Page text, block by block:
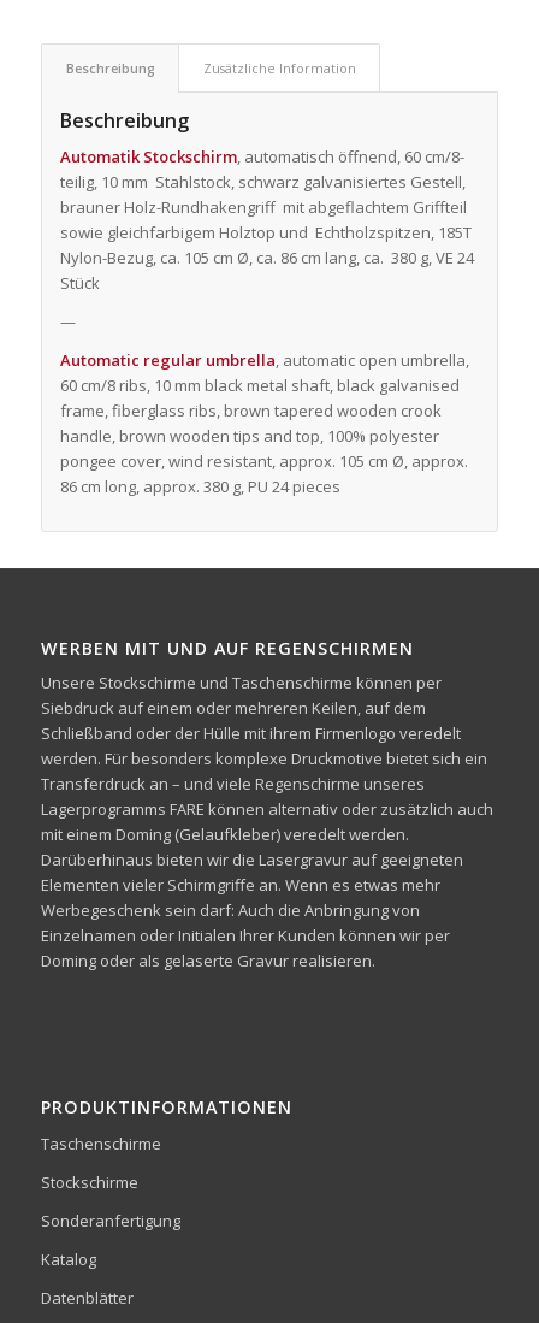
Beschreibung Zusätzliche Information
Beschreibung
Automatik Stockschirm, automatisch öffnend, 60 cm/8-
teilig, 10 mm Stahlstock, schwarz galvanisiertes Gestell,
brauner Holz-Rundhakengriff mit abgeflachtem Griffteil
sowie gleichfarbigem Holztop und Echtholzspitzen, 185T
Nylon-Bezug, ca. 105 cm Ø, ca. 86 cm lang, ca. 380 g, VE 24
Stück
—
Automatic regular umbrella, automatic open umbrella,
60 cm/8 ribs, 10 mm black metal shaft, black galvanised
frame, fiberglass ribs, brown tapered wooden crook
handle, brown wooden tips and top, 100% polyester
pongee cover, wind resistant, approx. 105 cm Ø, approx.
86 cm long, approx. 380 g, PU 24 pieces
WERBEN MIT UND AUF REGENSCHIRMEN
Unsere Stockschirme und Taschenschirme können per
Siebdruck auf einem oder mehreren Keilen, auf dem
Schließband oder der Hülle mit ihrem Firmenlogo veredelt
werden. Für besonders komplexe Druckmotive bietet sich ein
Transferdruck an – und viele Regenschirme unseres
Lagerprogramms FARE können alternativ oder zusätzlich auch
mit einem Doming (Gelaufkleber) veredelt werden.
Darüberhinaus bieten wir die Lasergravur auf geeigneten
Elementen vieler Schirmgriffe an. Wenn es etwas mehr
Werbegeschenk sein darf: Auch die Anbringung von
Einzelnamen oder Initialen Ihrer Kunden können wir per
Doming oder als gelaserte Gravur realisieren.
PRODUKTINFORMATIONEN
Taschenschirme
Stockschirme
Sonderanfertigung
Katalog
Datenblätter